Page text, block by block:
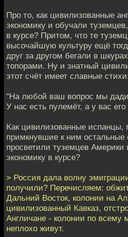
Про то, как цивилизованные
экономику и обучали
в курсе? Притом, что те
высочайшую культуру ещё
друг за другом бегали в
топорами. Ну и знатный
этот счёт имеет славные
"На любой ваш вопрос мы
У нас есть пулемёт, а у вас его
Как цивилизованные испанцы,
примкнувшие к ним остальные
просветили туземцев Америки
экономику в курсе?
> Россия дала волну
получили? Перечисляем:
Дальний Восток, колонии на
цивилизованный Кавказ,
Англичане - колонии по всему
неплохо живут.